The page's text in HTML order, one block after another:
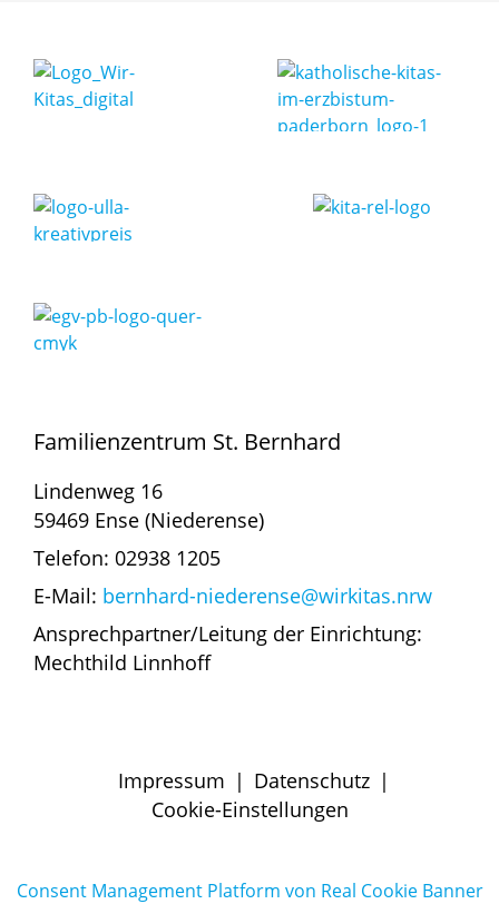
Familienzentrum St. Bernhard
Lindenweg 16
59469 Ense (Niederense)
Telefon: 02938 1205
E-Mail: bernhard-niederense@wirkitas.nrw
Ansprechpartner/Leitung der Einrichtung:
Mechthild Linnhoff
Impressum | Datenschutz |
Cookie-Einstellungen
Consent Management Platform von Real Cookie Banner